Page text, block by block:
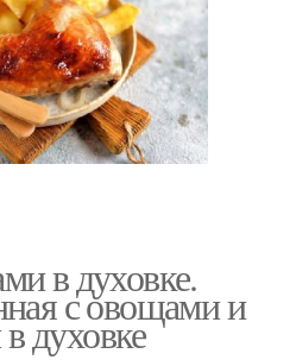
в духовке.
с овощами и
духовке